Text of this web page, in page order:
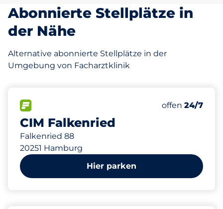
Abonnierte Stellplätze in
der Nähe
Alternative abonnierte Stellplätze in der
Umgebung von Facharztklinik
CIM Falkenried
Falkenried 88
20251 Hamburg
Anzahl der
Gesamtplätze
Stellplätze
offen 24/7
Hier parken